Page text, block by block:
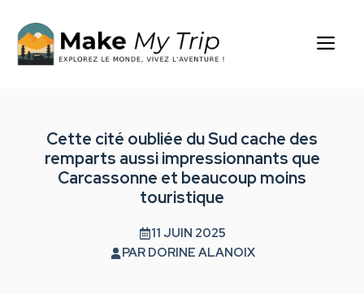
contenu
Cette cité oubliée du Sud cache des
remparts aussi impressionnants que
Carcassonne et beaucoup moins
touristique
11 JUIN 2025
PAR DORINE ALANOIX